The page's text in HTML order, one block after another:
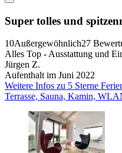
Super tolles und
10Außergewöhnlich27
Alles Top - Ausstattung und
Jürgen Z.
Aufenthalt im Juni 2022
Weitere Infos zu 5 Sterne
Terrasse, Sauna, Kamin,